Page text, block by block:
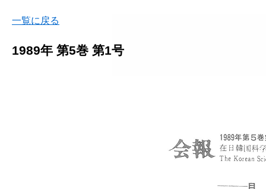
一覧に戻る
1989年 第5巻 第1号